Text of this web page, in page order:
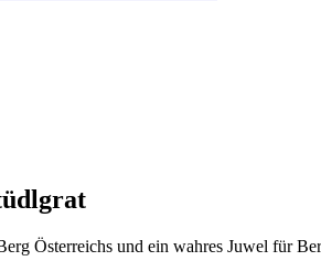
Österreichs und ein wahres Juwel für